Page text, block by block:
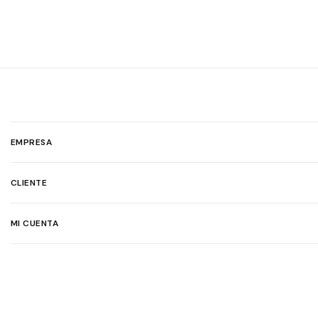
EMPRESA
CLIENTE
MI CUENTA